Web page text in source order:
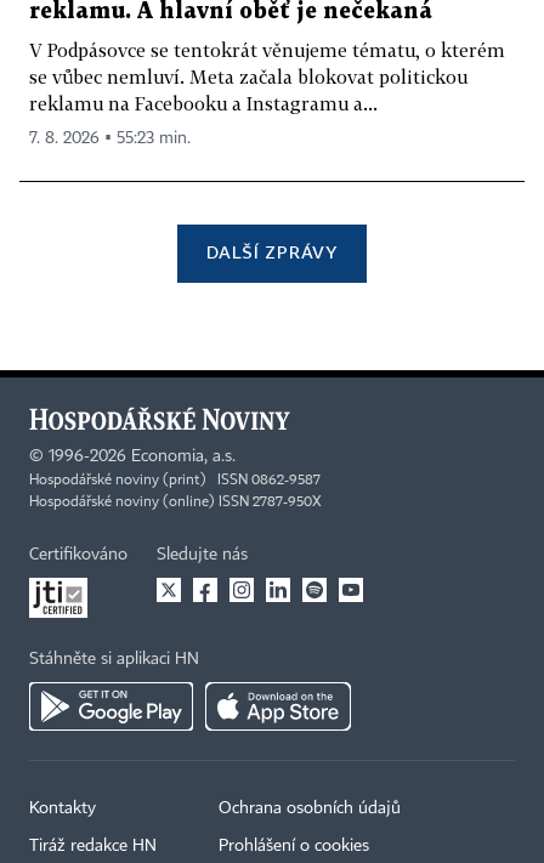
reklamu. A hlavní oběť je nečekaná
V Podpásovce se tentokrát věnujeme tématu, o kterém
se vůbec nemluví. Meta začala blokovat politickou
reklamu na Facebooku a Instagramu a...
7. 8. 2026 ▪ 55:23 min.
DALŠÍ ZPRÁVY
© 1996-2026 Economia, a.s.
Hospodářské noviny (print) ISSN 0862-9587
Hospodářské noviny (online) ISSN 2787-950X
Certifikováno Sledujte nás
Stáhněte si aplikaci HN
Kontakty
Tiráž redakce HN
Ochrana osobních údajů
Prohlášení o cookies